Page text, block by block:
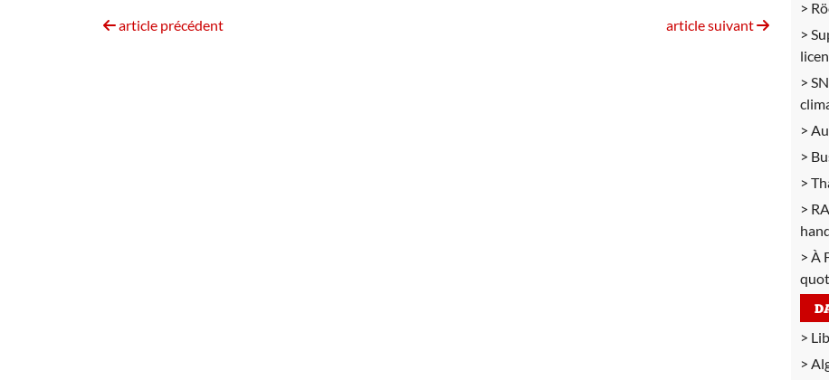
article précédent article suivant
À